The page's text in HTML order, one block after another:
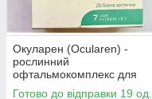
Окуларен (Ocularen) -
рослинний
офтальмокомплекс для
покращення зору, 7 саше
Готово до відправки 19 од.